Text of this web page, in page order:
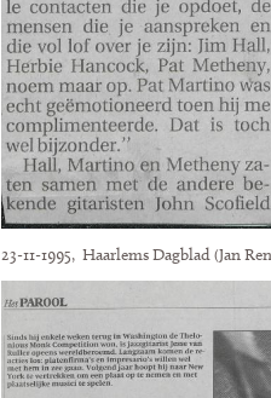
23-11-1995, Haarlems Dagblad (Jan